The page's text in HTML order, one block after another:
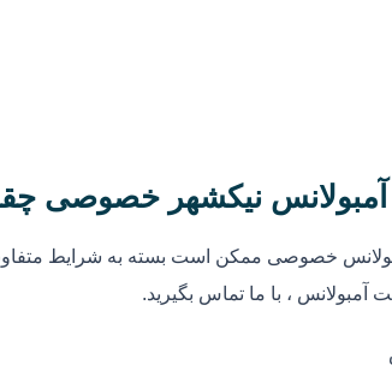
آمبولانس نیکشهر خصوصی
خصوصی ممکن است بسته به شرایط
آمبولانس ، با ما تماس بگیرید.